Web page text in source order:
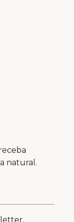
natural.